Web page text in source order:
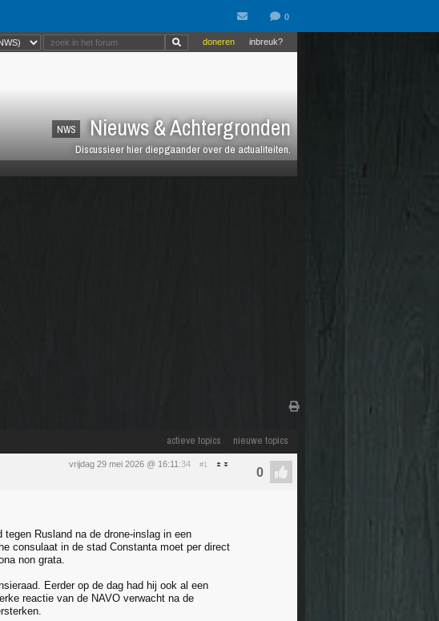
NWS Nieuws & Achtergronden
Discussieer hier diepgaander over de actualiteiten.
inbreuk?
doneren
actieve topics nieuwe topics
vrijdag 29 mei 2026 @ 16:11 :34 #1
Rusland na de drone-inslag in een
consulaat in de stad Constanta moet per direct
non grata.
Eerder op de dag had hij ook al een
reactie van de NAVO verwacht na de